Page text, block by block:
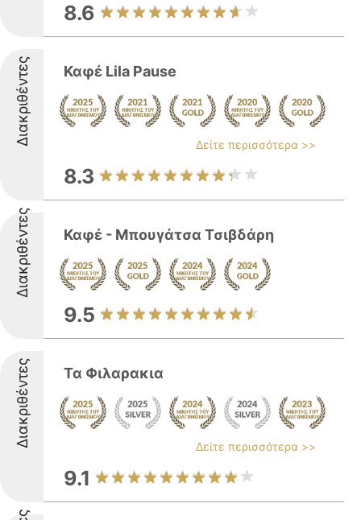
8.6
Διακριθέντες Καφέ Lila Pause
Δείτε περισσότερα >>
8.3
Διακριθέντες Καφέ - Μπουγάτσα Τσιβδάρη
9.5
Διακριθέντες Τα Φιλαρακια
Δείτε περισσότερα >>
9.1